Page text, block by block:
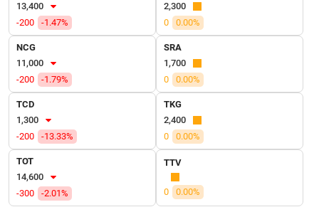
13,400
-200
-1.47%
2,300
0
0.00%
NCG
11,000
-200
-1.79%
SRA
1,700
0
0.00%
TCD
1,300
-200
-13.33%
TKG
2,400
0
0.00%
TOT
14,600
-300
-2.01%
TTV
0 0.00%
ÍCH
BẤT
ĐỘNG
SẢN
Mã
chứng
khoán
(-)